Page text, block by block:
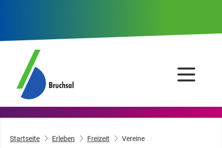
Startseite Erleben Freizeit Vereine